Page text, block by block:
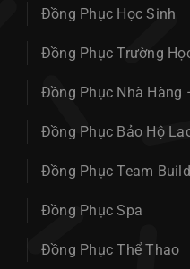
Đồng Phục Học Sinh
Đồng Phục Trường
Đồng Phục Nhà Hàng
Đồng Phục Bảo Hộ
Đồng Phục Team
Đồng Phục Spa
Đồng Phục Thể Thao